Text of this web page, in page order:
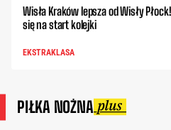
Wisła Kraków lepsza od Wisły
się na start kolejki
EKSTRAKLASA
PIŁKA NOŻNA